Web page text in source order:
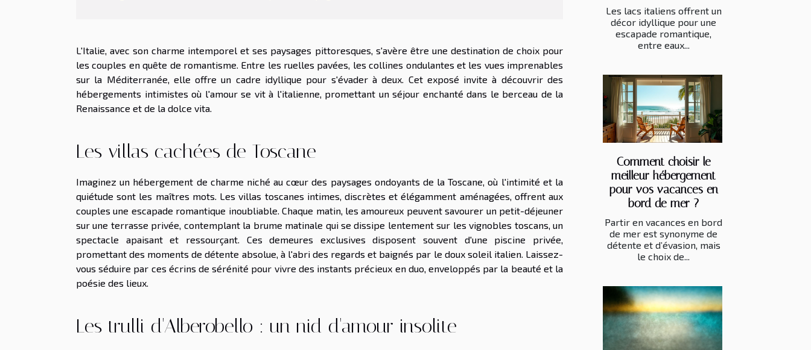
L'Italie, avec son charme intemporel et ses paysages pittoresques, s'avère être une destination de choix pour
les couples en quête de romantisme. Entre les ruelles pavées, les collines ondulantes et les vues imprenables
sur la Méditerranée, elle offre un cadre idyllique pour s'évader à deux. Cet exposé invite à découvrir des
hébergements intimistes où l'amour se vit à l'italienne, promettant un séjour enchanté dans le berceau de la
Renaissance et de la dolce vita.
Les villas cachées de Toscane
Imaginez un hébergement de charme niché au cœur des paysages ondoyants de la Toscane, où l'intimité et la
quiétude sont les maîtres mots. Les villas toscanes intimes, discrètes et élégamment aménagées, offrent aux
couples une escapade romantique inoubliable. Chaque matin, les amoureux peuvent savourer un petit-déjeuner
sur une terrasse privée, contemplant la brume matinale qui se dissipe lentement sur les vignobles toscans, un
spectacle apaisant et ressourçant. Ces demeures exclusives disposent souvent d'une piscine privée,
promettant des moments de détente absolue, à l'abri des regards et baignés par le doux soleil italien. Laissez-
vous séduire par ces écrins de sérénité pour vivre des instants précieux en duo, enveloppés par la beauté et la
poésie des lieux.
Les trulli d'Alberobello : un nid d'amour insolite
Les lacs italiens offrent un
décor idyllique pour une
escapade romantique,
entre eaux...
Comment choisir le
meilleur hébergement
pour vos vacances en
bord de mer ?
Partir en vacances en bord
de mer est synonyme de
détente et d’évasion, mais
le choix de...